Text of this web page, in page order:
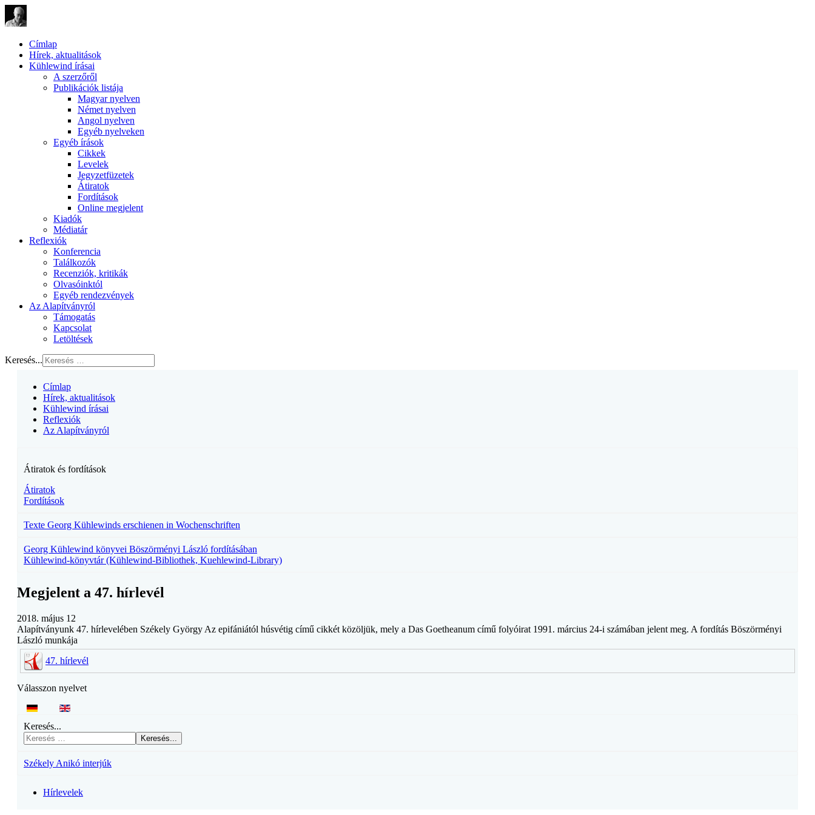
Címlap
Hírek, aktualitások
Kühlewind írásai
A szerzőről
Publikációk listája
Magyar nyelven
Német nyelven
Angol nyelven
Egyéb nyelveken
Egyéb írások
Cikkek
Levelek
Jegyzetfüzetek
Átiratok
Fordítások
Online megjelent
Kiadók
Médiatár
Reflexiók
Konferencia
Találkozók
Recenziók, kritikák
Olvasóinktól
Egyéb rendezvények
Az Alapítványról
Támogatás
Kapcsolat
Letöltések
Keresés...
Címlap
Hírek, aktualitások
Kühlewind írásai
Reflexiók
Az Alapítványról
Átiratok és fordítások
Átiratok
Fordítások
Texte Georg Kühlewinds erschienen in Wochenschriften
Georg Kühlewind könyvei Böszörményi László fordításában
Kühlewind-könyvtár (Kühlewind-Bibliothek, Kuehlewind-Library)
Megjelent a 47. hírlevél
2018. május 12
Alapítványunk 47. hírlevelében Székely György Az epifániától húsvétig című cikkét közöljük, mely a Das Goetheanum című folyóirat 1991. március 24-i számában jelent meg. A fordítás Böszörményi
László munkája
47. hírlevél
Válasszon nyelvet
Keresés...
Keresés...
Székely Anikó interjúk
Hírlevelek